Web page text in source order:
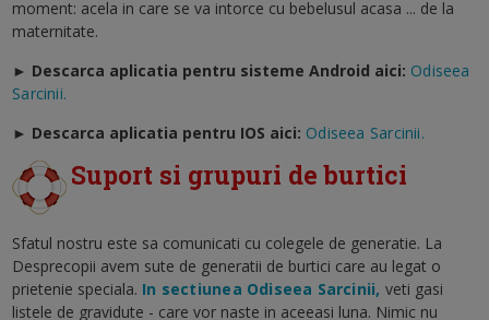
moment: acela in care se va intorce cu bebelusul acasa ... de la
maternitate.
► Descarca aplicatia pentru sisteme Android aici: Odiseea
Sarcinii.
► Descarca aplicatia pentru IOS aici: Odiseea Sarcinii.
Suport si grupuri de burtici
Sfatul nostru este sa comunicati cu colegele de generatie. La
Desprecopii avem sute de generatii de burtici care au legat o
prietenie speciala. In sectiunea Odiseea Sarcinii, veti gasi
listele de gravidute - care vor naste in aceeasi luna. Nimic nu